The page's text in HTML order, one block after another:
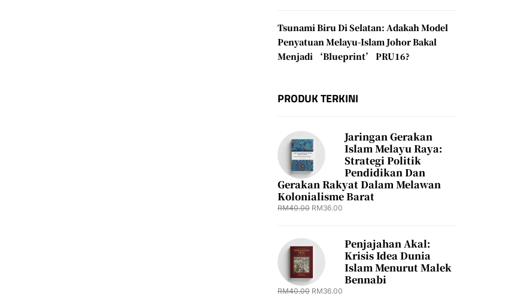
Tsunami Biru Di Selatan: Adakah Model
Penyatuan Melayu-Islam Johor Bakal
Menjadi ‘Blueprint’ PRU16?
PRODUK TERKINI
Jaringan Gerakan
Islam Melayu Raya:
Strategi Politik
Pendidikan Dan
Gerakan Rakyat Dalam Melawan
Kolonialisme Barat
RM40.00 RM36.00
Penjajahan Akal:
Krisis Idea Dunia
Islam Menurut Malek
Bennabi
RM40.00 RM36.00